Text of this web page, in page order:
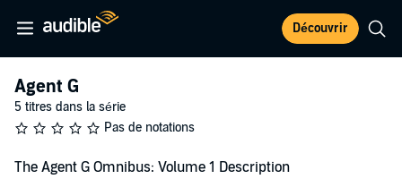
Découvrir
Agent G
5 titres dans la série
Pas de notations
The Agent G Omnibus: Volume 1 Description